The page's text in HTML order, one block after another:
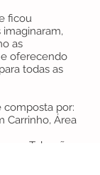
ficou
as
oferecendo
todas as
composta por:
Carrinho, Área
Tobogã,